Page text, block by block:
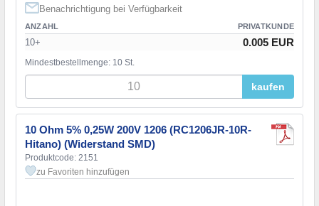
Benachrichtigung bei Verfügbarkeit
ANZAHL PRIVATKUNDE
10+ 0.005 EUR
Mindestbestellmenge: 10 St.
kaufen
10 Ohm 5% 0,25W 200V 1206 (RC1206JR-10R-
Hitano) (Widerstand SMD)
Produktcode: 2151
zu Favoriten hinzufügen